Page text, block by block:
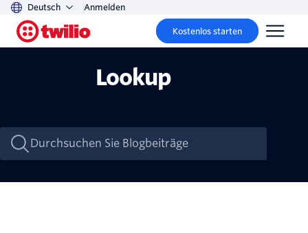
Deutsch Anmelden
Kostenlos starten
Lookup